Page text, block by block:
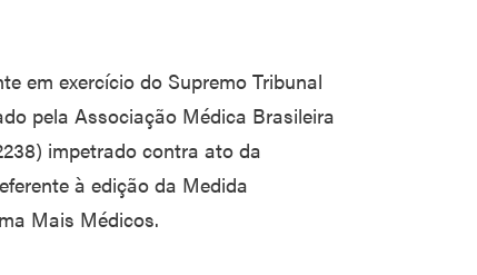
em exercício do Supremo Tribunal
pela Associação Médica Brasileira
impetrado contra ato da
à edição da Medida
Mais Médicos.